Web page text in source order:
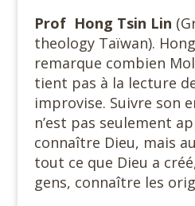
Prof Hong Tsin Lin
theology Taïwan).
remarque combien
tient pas à la lecture
improvise. Suivre son
n’est pas seulement
connaître Dieu, mais
tout ce que Dieu a
gens, connaître les